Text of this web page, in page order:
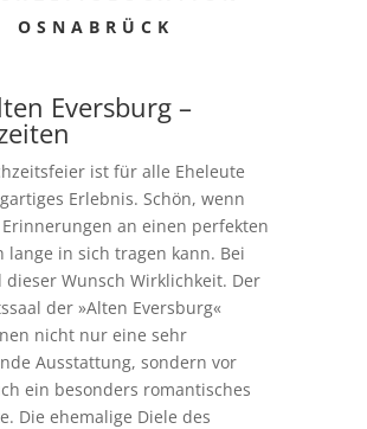
OSNABRÜCK
Eversburg –
ist für alle Eheleute
Erlebnis. Schön, wenn
an einen perfekten
lange in sich tragen kann. Bei
dieser Wunsch Wirklichkeit. Der
der »Alten Eversburg«
nicht nur eine sehr
Ausstattung, sondern vor
ein besonders romantisches
Die ehemalige Diele des